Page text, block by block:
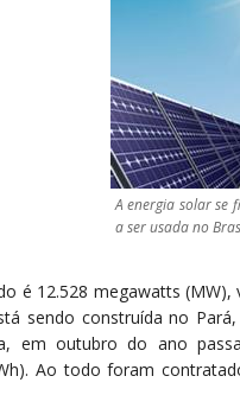
A energia solar se
a ser usada no
é 12.528 megawatts (MW),
sendo construída no
em outubro do ano
Ao todo foram